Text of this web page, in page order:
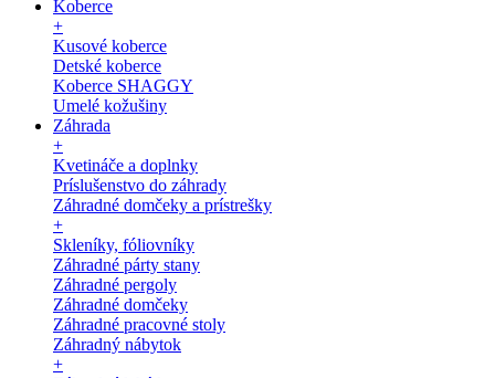
Koberce
+
Kusové koberce
Detské koberce
Koberce SHAGGY
Umelé kožušiny
Záhrada
+
Kvetináče a doplnky
Príslušenstvo do záhrady
Záhradné domčeky a prístrešky
+
Skleníky, fóliovníky
Záhradné párty stany
Záhradné pergoly
Záhradné domčeky
Záhradné pracovné stoly
Záhradný nábytok
+